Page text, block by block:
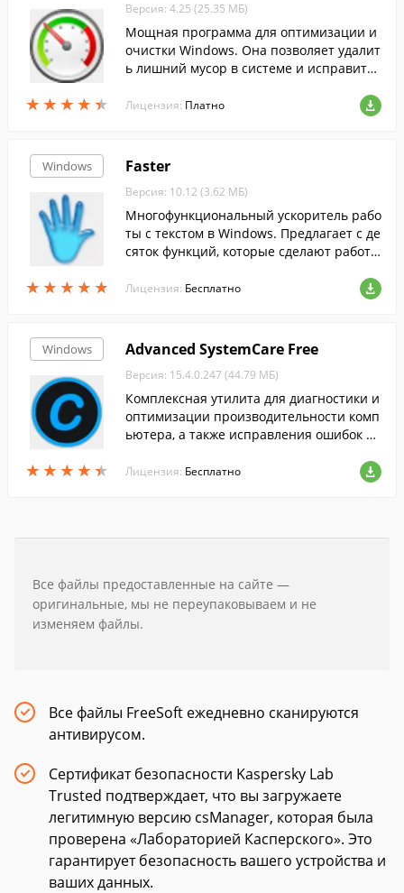
★ ★ ★ ★ ★
★ ★ ★ ★ ★
Версия: 4.25 (25.35 МБ)
Мощная программа для оптимизации и
очистки Windows. Она позволяет удалит
ь лишний мусор в системе и исправить
Лицензия: Платно
Windows
★ ★ ★ ★ ★
★ ★ ★ ★ ★
Faster
Версия: 10.12 (3.62 МБ)
Многофункциональный ускоритель рабо
ты с текстом в Windows. Предлагает с де
сяток функций, которые сделают работу
Лицензия: Бесплатно
Windows
★ ★ ★ ★ ★
★ ★ ★ ★ ★
Advanced SystemCare Free
Версия: 15.4.0.247 (44.79 МБ)
Комплексная утилита для диагностики и
оптимизации производительности комп
ьютера, а также исправления ошибок си
Лицензия: Бесплатно
Все файлы предоставленные на сайте —
оригинальные, мы не переупаковываем и не
изменяем файлы.
Все файлы FreeSoft ежедневно сканируются
антивирусом.
Сертификат безопасности Kaspersky Lab
Trusted подтверждает, что вы загружаете
легитимную версию csManager, которая была
проверена «Лабораторией Касперского». Это
гарантирует безопасность вашего устройства и
ваших данных.